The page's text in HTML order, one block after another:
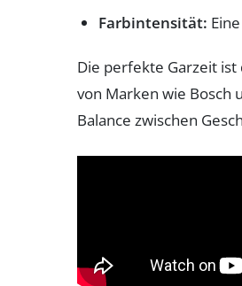
Farbintensität:
Die perfekte Garzeit
von Marken wie Bosch
Balance zwischen